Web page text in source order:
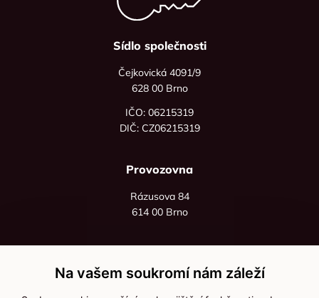
Sídlo společnosti
Čejkovická 4091/9
628 00 Brno
IČO: 06215319
DIČ: CZ06215319
Provozovna
Rázusova 84
614 00 Brno
+420 736 535 066
Po - pá: 8:00 - 16:00
Na vašem soukromí nám záleží